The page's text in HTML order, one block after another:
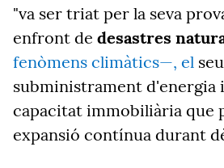
"va ser triat per la seva
enfront de desastres
fenòmens climàtics—, el
subministrament d'energia i
capacitat immobiliària que
expansió contínua durant